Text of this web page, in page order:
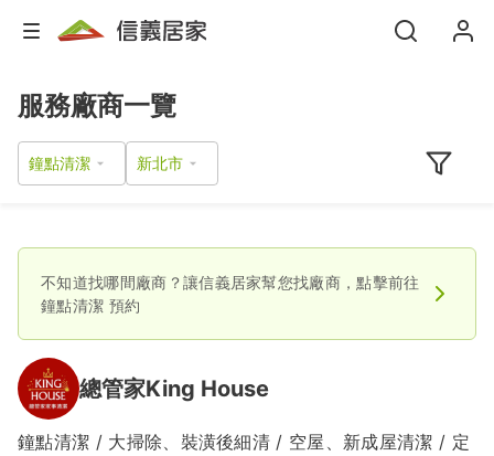
服務廠商一覽
鐘點清潔
不知道找哪間廠商？讓信義居家幫您找廠商，點擊前往
鐘點清潔 預約
總管家King House
鐘點清潔 / 大掃除、裝潢後細清 / 空屋、新成屋清潔 / 定